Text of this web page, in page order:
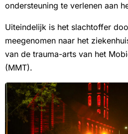
ondersteuning te verlenen aan
Uiteindelijk is het slachtoffer
meegenomen naar het
van de trauma-arts van het
(MMT).